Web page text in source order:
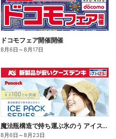
ドコモフェア開催開催
8月6日 ～8月17日
魔法瓶構造で持ち運ぶ氷のう アイスパックシリーズ
8月6日 ～8月23日